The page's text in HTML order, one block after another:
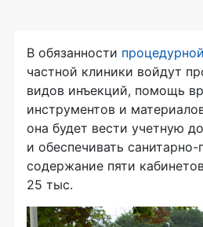
В обязанности
частной клиники войдут
видов инъекций, помощь
инструментов и
она будет вести учетную
и обеспечивать санитарно-
содержание пяти
25 тыс.